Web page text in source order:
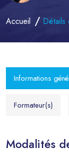
Accueil
Détails
Informations
Formateur(s)
Modalités